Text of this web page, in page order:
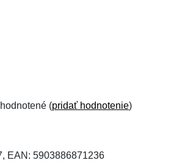
(pridať hodnotenie)
EAN: 5903886871236